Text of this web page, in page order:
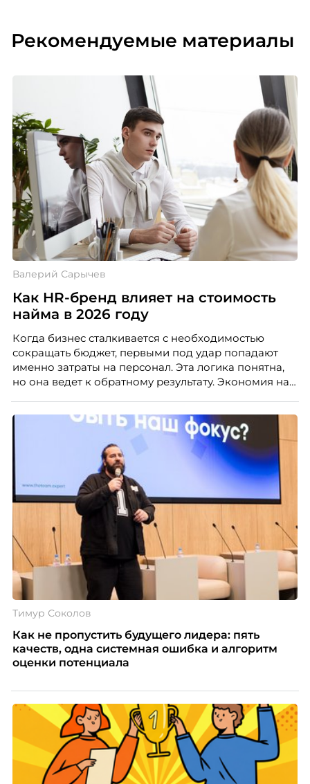
Рекомендуемые материалы
Валерий Сарычев
Как HR-бренд влияет на стоимость
найма в 2026 году
Когда бизнес сталкивается с необходимостью
сокращать бюджет, первыми под удар попадают
именно затраты на персонал. Эта логика понятна,
но она ведет к обратному результату. Экономия на
значит – сокращает доходы бизнеса.
Тимур Соколов
Как не пропустить будущего лидера: пять
качеств, одна системная ошибка и алгоритм
оценки потенциала